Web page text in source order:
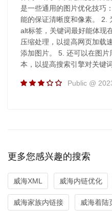
是一些通用的图片优化技巧
能的保证清晰度和像素。 2.
alt标签，关键词最好能体现
压缩处理，以提高网页加载
添加图片。 5. 还可以在图
本，以提高搜索引擎对关键
Public @
更多您感兴趣的搜索
威海XML 威海内链优化
威海家族内链接 威海着陆